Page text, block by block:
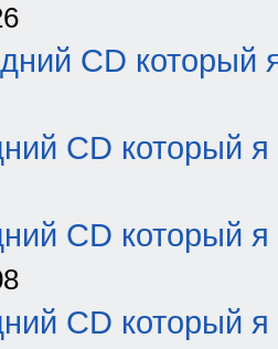
CD который
CD который я
CD который я
CD который я